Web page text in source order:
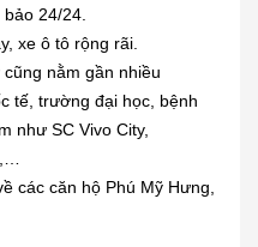
24/24.
xe ô tô rộng rãi.
nằm gần nhiều
tế, trường đại học, bệnh
như SC Vivo City,
các căn hộ Phú Mỹ Hưng,